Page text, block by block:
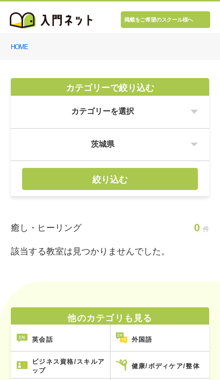
掲載をご希望のスクール様へ
HOME
カテゴリーで絞り込む
絞り込む
癒し・ヒーリング 0 件
該当する教室は見つかりませんでした。
他のカテゴリも見る
英会話 外国語
ビジネス資格/スキルア
ップ
健康/ボディケア/整体